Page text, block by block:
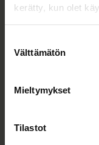
kerätty, kun olet
valinta
Välttämätön
Mieltymykset
Tilastot
6.6.2025
SAK on